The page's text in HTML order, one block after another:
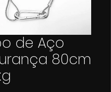
de Aço
80cm